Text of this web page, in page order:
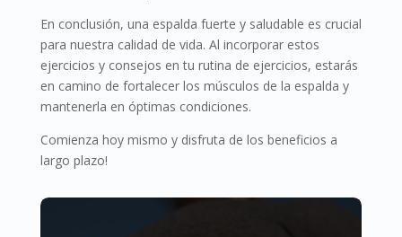
En conclusión, una espalda fuerte y saludable es crucial
para nuestra calidad de vida. Al incorporar estos
ejercicios y consejos en tu rutina de ejercicios, estarás
en camino de fortalecer los músculos de la espalda y
mantenerla en óptimas condiciones.
Comienza hoy mismo y disfruta de los beneficios a
largo plazo!